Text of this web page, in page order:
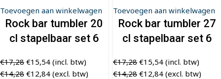
Toevoegen aan winkelwagen
Rock bar tumbler 20
cl stapelbaar set 6
€17,28 €15,54 (incl. btw)
€14,28 €12,84 (excl. btw)
Toevoegen aan winkelwagen
Rock bar tumbler 27
cl stapelbaar set 6
€17,28 €15,54 (incl. btw)
€14,28 €12,84 (excl. btw)